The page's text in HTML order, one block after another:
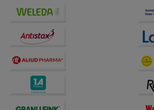
Statistik & Tracking:
Informationen über die Art und
unserer Website sammeln, mit
auf unserer Website aber auch
Drittseiten möglichst relevant
Bitte beachten Sie, dass Daten
Dritte wie z.B. Google oder